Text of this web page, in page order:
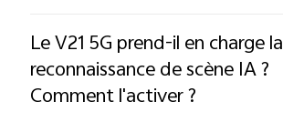
Le V21 5G prend-il en charge la
reconnaissance de scène IA ?
Comment l'activer ?